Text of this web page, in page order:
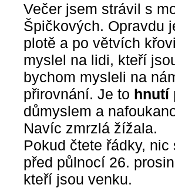
Večer jsem strávil s
Špičkových. Opravdu
plotě a po větvích
myslel na lidi, kteří
bychom mysleli na
přirovnání. Je to hnutí
důmyslem a
Navíc zmrzlá žížala.
Pokud čtete řádky,
před půlnocí 26.
kteří jsou venku.